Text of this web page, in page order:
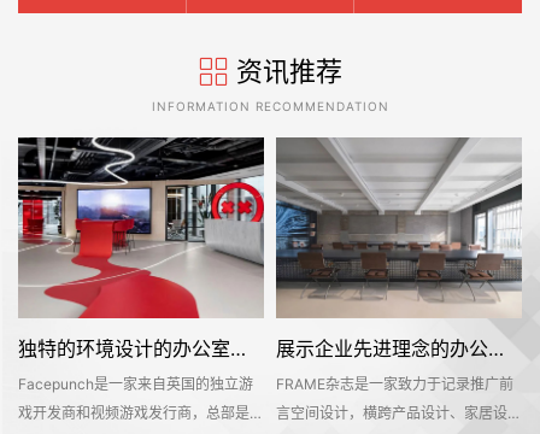
资讯推荐
INFORMATION RECOMMENDATION
独特的环境设计的办公室装修空间是怎样打造的——Facepunch
Facepunch是一家来自英国的独立游
戏开发商和视频游戏发行商，总部是位
展示企业先进理念的办公室装修设计空间是怎样的——FRAME
FRAME杂志是一家致力于记录推广前
言空间设计，横跨产品设计、家居设